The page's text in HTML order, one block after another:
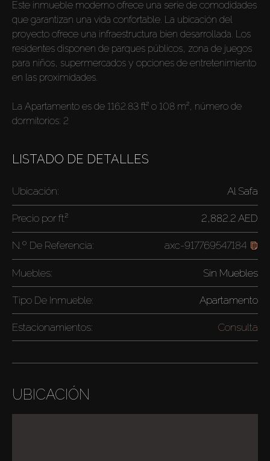
Este inmueble moderno ofrece una serie de comodidades
que garantizan una vida confortable. La ubicación del
proyecto ofrece una infraestructura bien desarrollada. Los
residentes disponen de parques públicos, zona de juegos
para niños, supermercados y opciones de entretenimiento
en las proximidades.
La Apartamento es de 1162.83 ft² o 108 m², número de
dormitorios: 2
LISTADO DE DETALLES
Ubicación: Al Safa
Precio por ft² 2,882.2 AED
N.º De Referencia: axc-917769547184
Muebles: Sin Muebles
Tipo De Inmueble: Apartamento
Estacionamientos: Consulta
UBICACIÓN